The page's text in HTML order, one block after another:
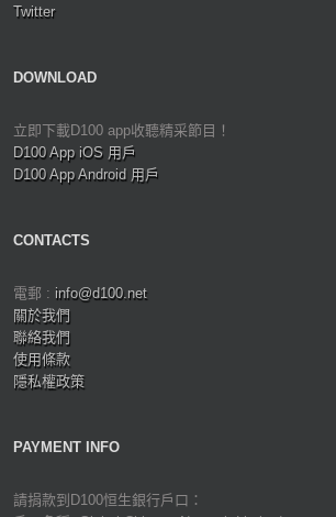
Twitter
DOWNLOAD
立即下載D100 app收聽精采節目！
D100 App iOS 用戶
D100 App Android 用戶
CONTACTS
電郵 : info@d100.net
關於我們
聯絡我們
使用條款
隱私權政策
PAYMENT INFO
請捐款到D100恒生銀行戶口：